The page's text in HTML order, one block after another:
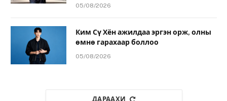
05/08/2026
Ким Сү Хён ажилдаа эргэн орж, олны
өмнө гарахаар боллоо
05/08/2026
ДАРААХИ